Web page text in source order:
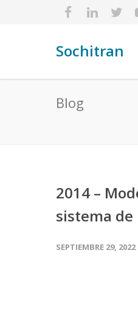
Sochitran
Blog
2014 –
sistema de
SEPTIEMBRE 29, 2022